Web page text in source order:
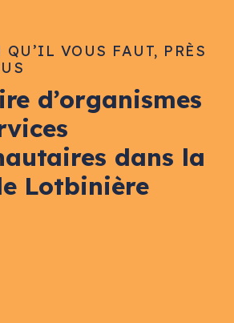
VOUS FAUT, PRÈS
d’organismes
dans la
Lotbinière